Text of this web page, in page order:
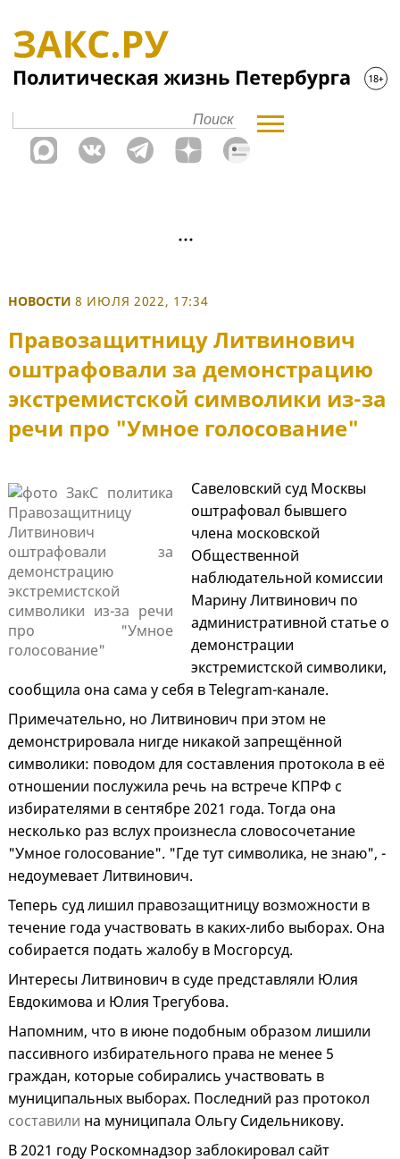
НОВОСТИ 8 ИЮЛЯ 2022, 17:34
Правозащитницу Литвинович
оштрафовали за демонстрацию
экстремистской символики из-за
речи про "Умное голосование"
Савеловский суд Москвы
оштрафовал бывшего
члена московской
Общественной
наблюдательной комиссии
Марину Литвинович по
административной статье о
демонстрации
экстремистской символики,
сообщила она сама у себя в Telegram-канале.
Примечательно, но Литвинович при этом не
демонстрировала нигде никакой запрещённой
символики: поводом для составления протокола в её
отношении послужила речь на встрече КПРФ с
избирателями в сентябре 2021 года. Тогда она
несколько раз вслух произнесла словосочетание
"Умное голосование". "Где тут символика, не знаю", -
недоумевает Литвинович.
Теперь суд лишил правозащитницу возможности в
течение года участвовать в каких-либо выборах. Она
собирается подать жалобу в Мосгорсуд.
Интересы Литвинович в суде представляли Юлия
Евдокимова и Юлия Трегубова.
Напомним, что в июне подобным образом лишили
пассивного избирательного права не менее 5
граждан, которые собирались участвовать в
муниципальных выборах. Последний раз протокол
составили на муниципала Ольгу Сидельникову.
В 2021 году Роскомнадзор заблокировал сайт